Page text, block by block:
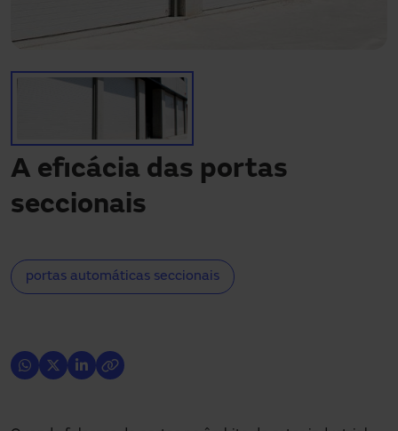
Downloads
A eficácia das portas
seccionais
portas automáticas seccionais